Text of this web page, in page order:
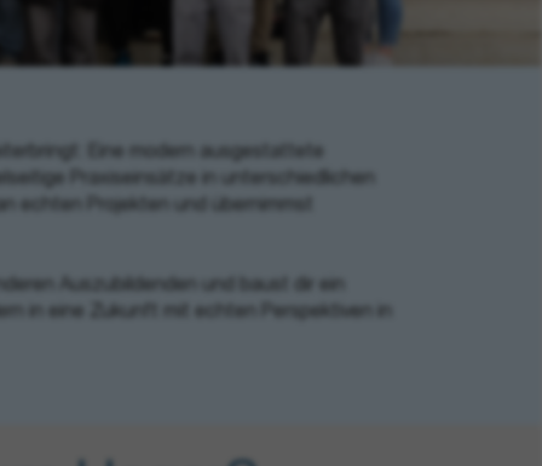
Eine modern ausgestattete
Praxiseinsätze in unterschiedlichen
echten Projekten und übernimmst
Auszubildenden und baust dir ein
in eine Zukunft mit echten Perspektiven in